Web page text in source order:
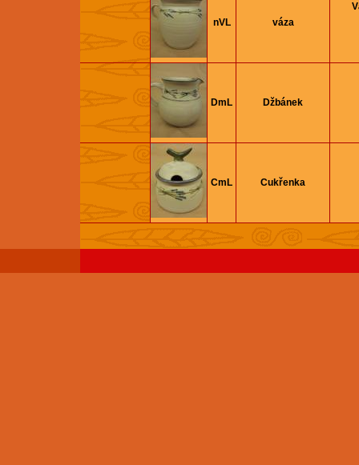
nVL váza
DmL Džbánek
CmL Cukřenka